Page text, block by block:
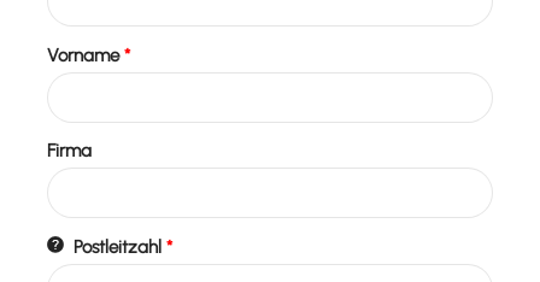
Vorname*
Firma
Postleitzahl *